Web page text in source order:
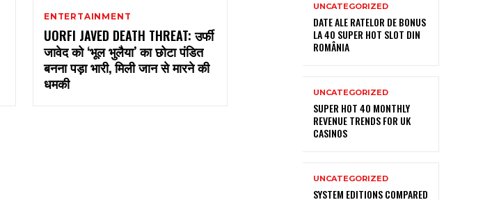
ENTERTAINMENT
UORFI JAVED DEATH THREAT: उर्फी
जावेद को ‘भूल भुलैया’ का छोटा पंडित
बनना पड़ा भारी, मिली जान से मारने की
धमकी
UNCATEGORIZED
DATE ALE RATELOR DE BONUS
LA 40 SUPER HOT SLOT DIN
ROMÂNIA
UNCATEGORIZED
SUPER HOT 40 MONTHLY
REVENUE TRENDS FOR UK
CASINOS
UNCATEGORIZED
SYSTEM EDITIONS COMPARED